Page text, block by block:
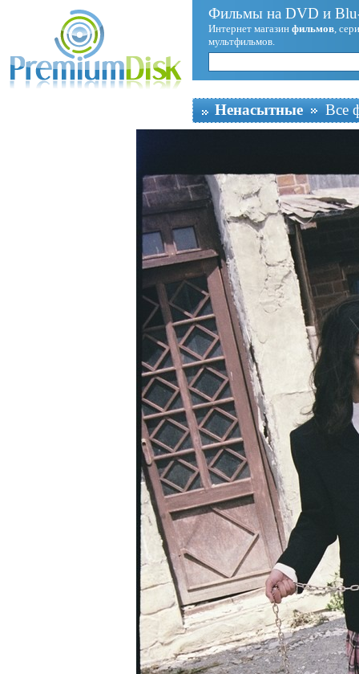
Фильмы на DVD и
Интернет магазин фильмов,
мультфильмов.
Ненасытные Все